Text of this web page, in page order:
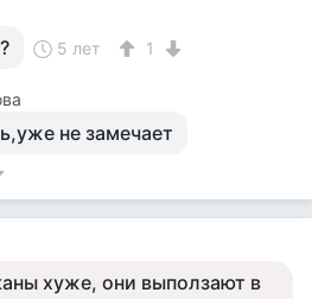
5 лет 1
не замечает
хуже, они выползают в